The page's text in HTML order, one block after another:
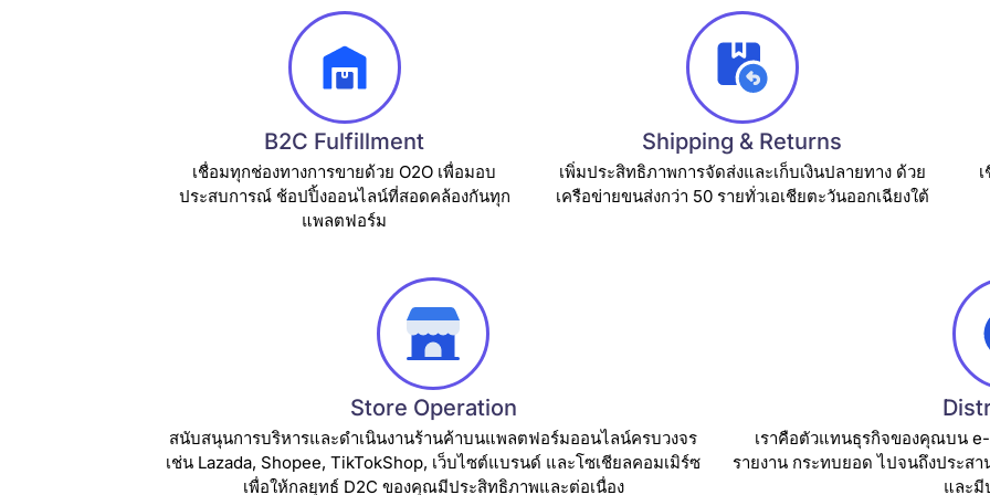
B2C Fulfillment
เชื่อมทุกช่องทางการขายด้วย O2O เพื่อมอบ
ประสบการณ์ ช้อปปิ้งออนไลน์ที่สอดคล้องกันทุก
แพลตฟอร์ม
Shipping & Returns
เพิ่มประสิทธิภาพการจัดส่งและเก็บเงินปลายทาง ด้วย
เครือข่ายขนส่งกว่า 50 รายทั่วเอเชียตะวันออกเฉียงใต้
Store Operation
สนับสนุนการบริหารและดำเนินงานร้านค้าบนแพลตฟอร์มออนไลน์ครบวงจร
เช่น Lazada, Shopee, TikTokShop, เว็บไซต์แบรนด์ และโซเชียลคอมเมิร์ซ
เพื่อให้กลยุทธ์ D2C ของคุณมีประสิทธิภาพและต่อเนื่อง
เราคือตัวแทนธุรกิจของคุณบน
รายงาน กระทบยอด ไปจนถึงประส
และมี